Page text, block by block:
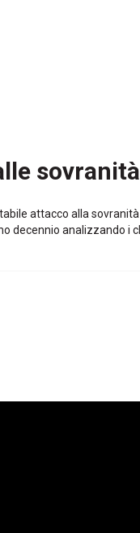
attacco alla
decennio analizzando